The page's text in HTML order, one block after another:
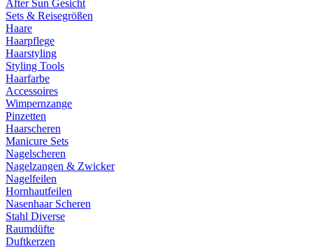
After Sun Gesicht
Sets & Reisegrößen
Haare
Haarpflege
Haarstyling
Styling Tools
Haarfarbe
Accessoires
Wimpernzange
Pinzetten
Haarscheren
Manicure Sets
Nagelscheren
Nagelzangen & Zwicker
Nagelfeilen
Hornhautfeilen
Nasenhaar Scheren
Stahl Diverse
Raumdüfte
Duftkerzen